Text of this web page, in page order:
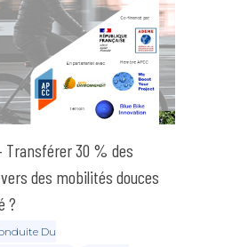
Transférer 30 % des
des mobilités douces
?
Du